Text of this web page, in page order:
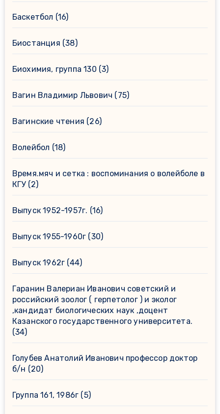
Баскетбол (16)
Биостанция (38)
Биохимия, группа 130 (3)
Вагин Владимир Львович (75)
Вагинские чтения (26)
Волейбол (18)
Время.мяч и сетка : воспоминания о волейболе в
КГУ(2)
Выпуск 1952-1957г. (16)
Выпуск 1955-1960г (30)
Выпуск 1962г (44)
Гаранин Валериан Иванович советский и
российский зоолог ( герпетолог ) и эколог
,кандидат биологических наук ,доцент
Казанского государственного университета.
(34)
Голубев Анатолий Иванович профессор доктор
б/н (20)
Группа 161, 1986г (5)